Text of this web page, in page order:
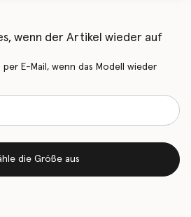
wenn der Artikel wieder auf
E-Mail, wenn das Modell wieder
die Größe aus